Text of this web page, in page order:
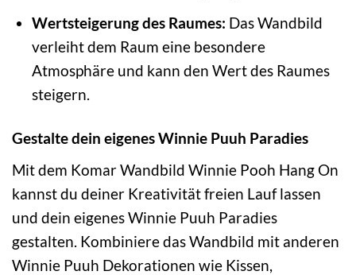
Wertsteigerung des Raumes: Das Wandbild
verleiht dem Raum eine besondere
Atmosphäre und kann den Wert des Raumes
steigern.
Gestalte dein eigenes Winnie Puuh Paradies
Mit dem Komar Wandbild Winnie Pooh Hang On
kannst du deiner Kreativität freien Lauf lassen
und dein eigenes Winnie Puuh Paradies
gestalten. Kombiniere das Wandbild mit anderen
Winnie Puuh Dekorationen wie Kissen,